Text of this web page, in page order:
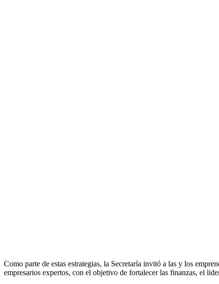
Como parte de estas estrategias, la Secretaría invitó a las y los
empresarios expertos, con el objetivo de fortalecer las finanzas, el